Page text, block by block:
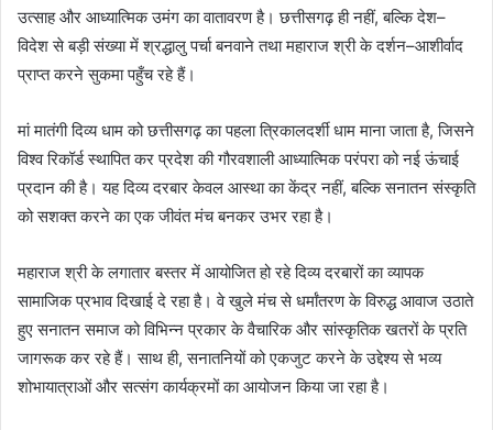
उत्साह और आध्यात्मिक उमंग का वातावरण है। छत्तीसगढ़ ही नहीं, बल्कि देश–
विदेश से बड़ी संख्या में श्रद्धालु पर्चा बनवाने तथा महाराज श्री के दर्शन–आशीर्वाद
प्राप्त करने सुकमा पहुँच रहे हैं।
मां मातंगी दिव्य धाम को छत्तीसगढ़ का पहला त्रिकालदर्शी धाम माना जाता है, जिसने
विश्व रिकॉर्ड स्थापित कर प्रदेश की गौरवशाली आध्यात्मिक परंपरा को नई ऊंचाई
प्रदान की है। यह दिव्य दरबार केवल आस्था का केंद्र नहीं, बल्कि सनातन संस्कृति
को सशक्त करने का एक जीवंत मंच बनकर उभर रहा है।
महाराज श्री के लगातार बस्तर में आयोजित हो रहे दिव्य दरबारों का व्यापक
सामाजिक प्रभाव दिखाई दे रहा है। वे खुले मंच से धर्मांतरण के विरुद्ध आवाज उठाते
हुए सनातन समाज को विभिन्न प्रकार के वैचारिक और सांस्कृतिक खतरों के प्रति
जागरूक कर रहे हैं। साथ ही, सनातनियों को एकजुट करने के उद्देश्य से भव्य
शोभायात्राओं और सत्संग कार्यक्रमों का आयोजन किया जा रहा है।